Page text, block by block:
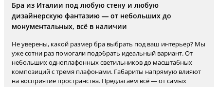
Бра из Италии под любую стену и любую
дизайнерскую фантазию — от небольших до
монументальных, всё в наличии
Не уверены, какой размер бра выбрать под ваш интерьер? Мы
уже сотни раз помогали подобрать идеальный вариант. От
небольших одноплафонных светильников до масштабных
композиций с тремя плафонами. Габариты напрямую влияют
на восприятие пространства. Предлагаем всё — от самых